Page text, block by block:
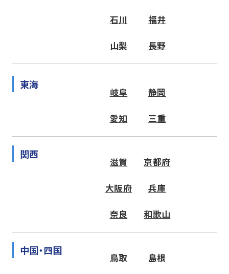
石川 福井
山梨 長野
東海
岐阜 静岡
愛知 三重
関西
滋賀 京都府
大阪府 兵庫
奈良 和歌山
中国・四国
鳥取 島根